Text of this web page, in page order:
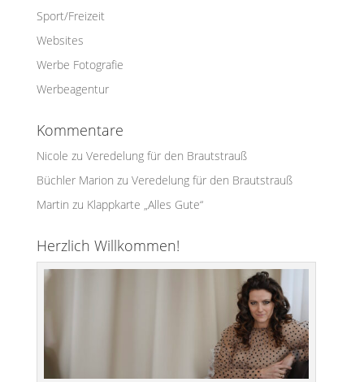
Sport/Freizeit
Websites
Werbe Fotografie
Werbeagentur
Kommentare
Nicole zu Veredelung für den Brautstrauß
Büchler Marion zu Veredelung für den Brautstrauß
Martin zu Klappkarte „Alles Gute“
Herzlich Willkommen!